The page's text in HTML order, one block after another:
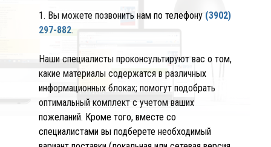
1. Вы можете позвонить нам по телефону (3902)
297-882.
Наши специалисты проконсультируют вас о том,
какие материалы содержатся в различных
информационных блоках; помогут подобрать
оптимальный комплект с учетом ваших
пожеланий. Кроме того, вместе со
специалистами вы подберете необходимый